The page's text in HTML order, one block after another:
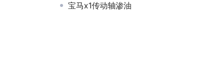
宝马x1传动轴渗油